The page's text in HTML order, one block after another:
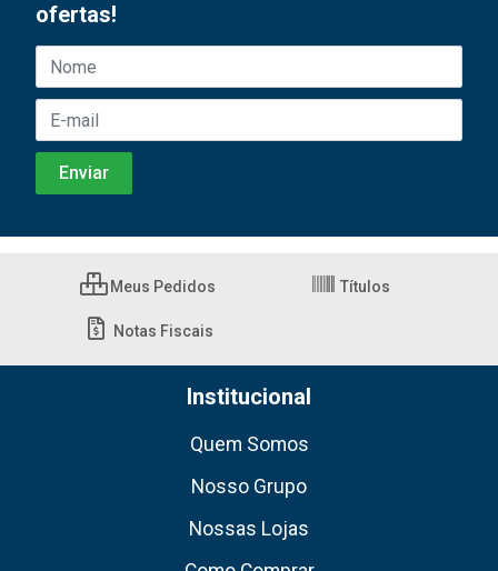
ofertas!
Meus Pedidos Títulos
Notas Fiscais
Institucional
Quem Somos
Nosso Grupo
Nossas Lojas